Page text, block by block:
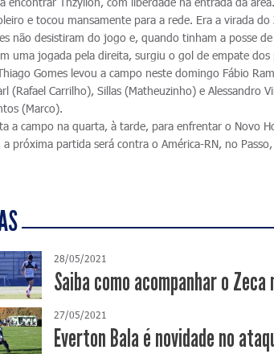
e tocou mansamente para a rede. Era a virada do
não desistiram do jogo e, quando tinham a posse
uma jogada pela direita, surgiu o gol de empate dos
Gomes levou a campo neste domingo Fábio
(Rafael Carrilho), Sillas (Matheuzinho) e Alessandro
(Marco).
a campo na quarta, à tarde, para enfrentar o Novo
a próxima partida será contra o América-RN, no
28/05/2021
Saiba como acompanhar o
27/05/2021
Everton Bala é novidade no